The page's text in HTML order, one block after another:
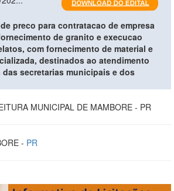
preco para contratacao de empresa
de granito e execucao
com fornecimento de material e
destinados ao atendimento
secretarias municipais e dos
MUNICIPAL DE MAMBORE - PR
- PR